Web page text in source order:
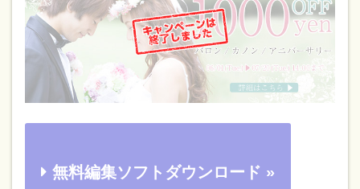
無料編集ソフトダウンロード »